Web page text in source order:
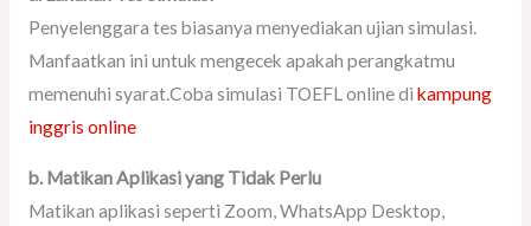
Penyelenggara tes biasanya menyediakan ujian simulasi.
Manfaatkan ini untuk mengecek apakah perangkatmu
memenuhi syarat.Coba simulasi TOEFL online di kampung
inggris online
b. Matikan Aplikasi yang Tidak Perlu
Matikan aplikasi seperti Zoom, WhatsApp Desktop,